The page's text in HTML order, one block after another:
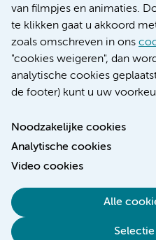
van filmpjes en animaties.
te klikken gaat u akkoord
zoals omschreven in ons
"cookies weigeren", dan
analytische cookies
de footer) kunt u uw
Noodzakelijke cookies
Analytische cookies
Video cookies
Alle
Educatie locatie VUmc
Verwijzen & diagnostiek
Toegankelijkheidsverklaring
Cookieverklaring